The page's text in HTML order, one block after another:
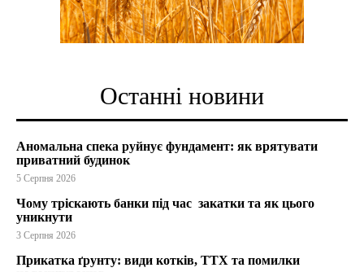
Останні новини
Аномальна спека руйнує фундамент: як врятувати
приватний будинок
5 Серпня 2026
Чому тріскають банки під час закатки та як цього
уникнути
3 Серпня 2026
Прикатка ґрунту: види котків, ТТХ та помилки